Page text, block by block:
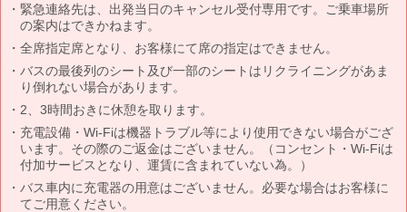
緊急連絡先は、出発当日のキャンセル受付専用です。ご乗車場所
の案内はできかねます。
全席指定席となり、お客様にて席の指定はできません。
バスの最後列のシート及び一部のシートはリクライニングがあま
り倒れない場合があります。
2、3時間おきに休憩を取ります。
充電設備・Wi-Fiは機器トラブル等により使用できない場合がござ
います。その際のご返金はございません。（コンセント・Wi-Fiは
付加サービスとなり、運賃に含まれていない為。）
バス車内に充電器の用意はございません。必要な場合はお客様に
てご用意ください。